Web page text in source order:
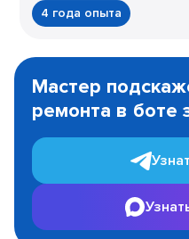
4 года опыта
1
Мастер
ремонта в боте